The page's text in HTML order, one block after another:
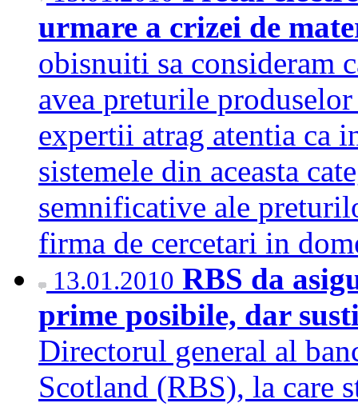
urmare a crizei de
obisnuiti sa consideram
avea preturile produselor
expertii atrag atentia ca
sistemele din aceasta
semnificative ale
firma de cercetari in
13.01.2010 RBS da
prime posibile, dar
Directorul general al
Scotland (RBS), la care